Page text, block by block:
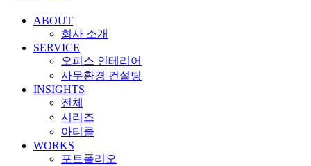
ABOUT
회사 소개
SERVICE
오피스 인테리어
사무환경 컨설팅
INSIGHTS
전체
시리즈
아티클
WORKS
포트폴리오